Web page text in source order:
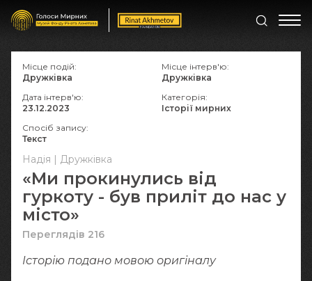
Надія | Дружківка
«Ми прокинулись від
гуркоту - був приліт до нас у
місто»
Переглядів 216
Історію подано мовою оригіналу
Місце подій:
Дружківка
Місце інтерв'ю:
Дружківка
Дата інтерв'ю:
23.12.2023
Категорія:
Історії мирних
Спосіб запису:
Текст